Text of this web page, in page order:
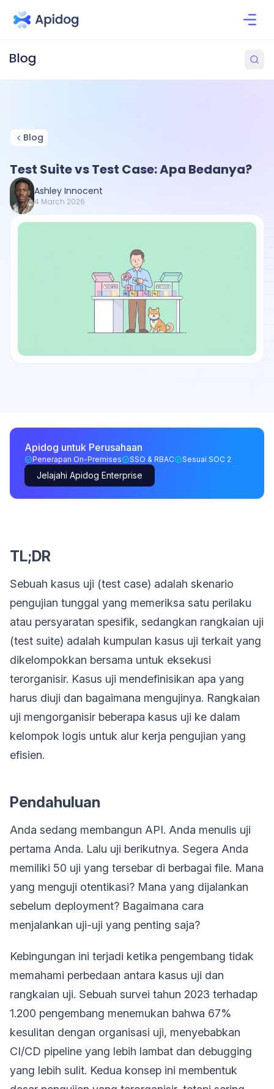
Blog
Test Suite vs Test Case: Apa Bedanya?
Ashley Innocent
4 March 2026
Apidog untuk Perusahaan
Penerapan On-Premises SSO & RBAC Sesuai SOC 2
Jelajahi Apidog Enterprise
TL;DR
Sebuah kasus uji (test case) adalah skenario
pengujian tunggal yang memeriksa satu perilaku
atau persyaratan spesifik, sedangkan rangkaian uji
(test suite) adalah kumpulan kasus uji terkait yang
dikelompokkan bersama untuk eksekusi
terorganisir. Kasus uji mendefinisikan apa yang
harus diuji dan bagaimana mengujinya. Rangkaian
uji mengorganisir beberapa kasus uji ke dalam
kelompok logis untuk alur kerja pengujian yang
efisien.
Pendahuluan
Anda sedang membangun API. Anda menulis uji
pertama Anda. Lalu uji berikutnya. Segera Anda
memiliki 50 uji yang tersebar di berbagai file. Mana
yang menguji otentikasi? Mana yang dijalankan
sebelum deployment? Bagaimana cara
menjalankan uji-uji yang penting saja?
Kebingungan ini terjadi ketika pengembang tidak
memahami perbedaan antara kasus uji dan
rangkaian uji. Sebuah survei tahun 2023 terhadap
1.200 pengembang menemukan bahwa 67%
kesulitan dengan organisasi uji, menyebabkan
CI/CD pipeline yang lebih lambat dan debugging
yang lebih sulit. Kedua konsep ini membentuk